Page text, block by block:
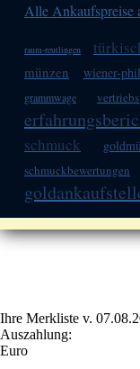
Alle Ankaufspreise
raum-reutlingen
münzen wiener-
grammwage
schmuck
schmuckbewertungen
Ihre Merkliste v.
Auszahlung:
Euro